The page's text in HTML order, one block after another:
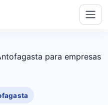
para empresas